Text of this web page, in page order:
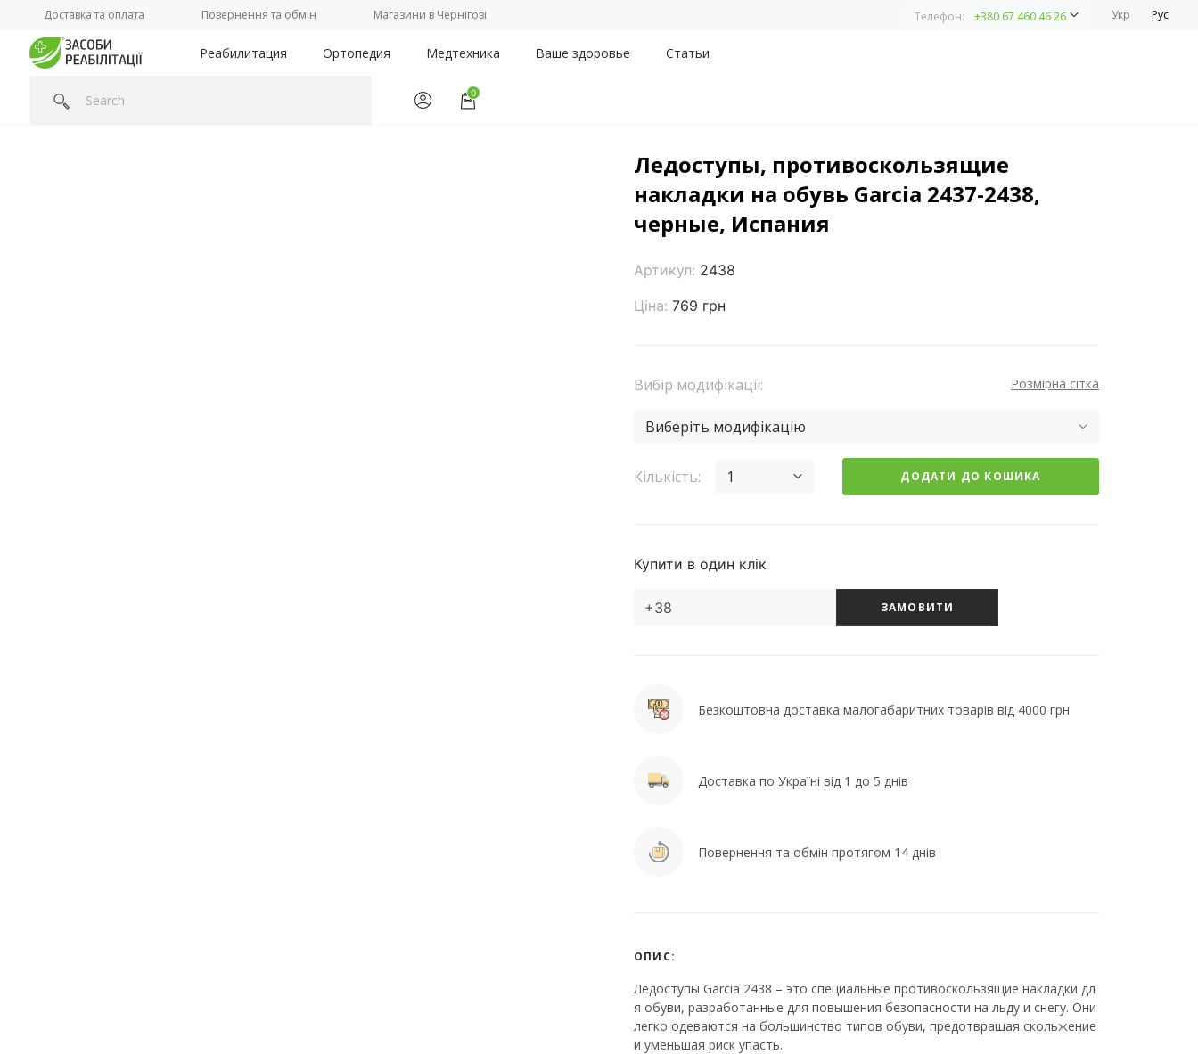
Доставка та оплата Повернення та обмін Магазини в Чернігові Телефон: +380 67 460 46 26 Укр Рус
Реабилитация Ортопедия Медтехника Ваше здоровье Статьи
0
Головна/Категорії / Ледоступы, противоскользящие накладки на обувь Garcia 2437-2438, черные, Испания
Ледоступы, противоскользящие
накладки на обувь Garcia 2437-2438,
черные, Испания
Артикул: 2438
Ціна: 769 грн
Вибір модифікації: Розмірна сітка
Виберіть модифікацію
Кількість: 1 ДОДАТИ ДО КОШИКА
Купити в один клік
ЗАМОВИТИ
Безкоштовна доставка малогабаритних товарів від 4000 грн
Доставка по Україні від 1 до 5 днів
Повернення та обмін протягом 14 днів
ОПИС:
Ледоступы Garcia 2438 – это специальные противоскользящие накладки дл
я обуви, разработанные для повышения безопасности на льду и снегу. Они
легко одеваются на большинство типов обуви, предотвращая скольжение
и уменьшая риск упасть.